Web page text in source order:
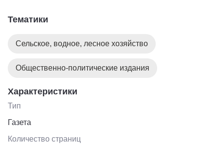
Тематики
Сельское, водное, лесное хозяйство
Общественно-политические издания
Характеристики
Тип
Газета
Количество страниц